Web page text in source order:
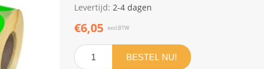
Levertijd: 2-4 dagen
€6,05 excl.BTW
BESTEL NU!